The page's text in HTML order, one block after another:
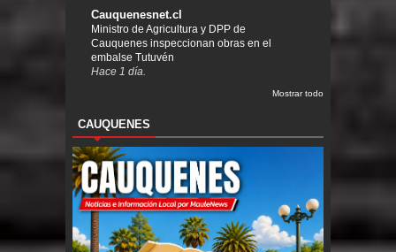
Cauquenesnet.cl
Ministro de Agricultura y DPP de
Cauquenes inspeccionan obras en el
embalse Tutuvén
Hace 1 día.
Mostrar todo
CAUQUENES